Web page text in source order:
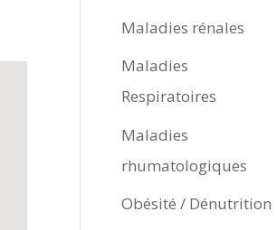
Maladies rénales
Maladies
Respiratoires
Maladies
rhumatologiques
Obésité / Dénutrition